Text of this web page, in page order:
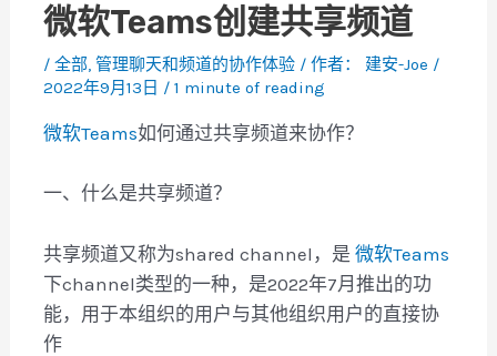
微软Teams创建共享频道
/全部,管理聊天和频道的协作体验 / 作者： 建安-Joe /
2022年9月13日 /1 minute of reading
微软Teams如何通过共享频道来协作？
一、什么是共享频道？
共享频道又称为shared channel，是微软Teams
下channel类型的一种，是2022年7月推出的功
能，用于本组织的用户与其他组织用户的直接协
作